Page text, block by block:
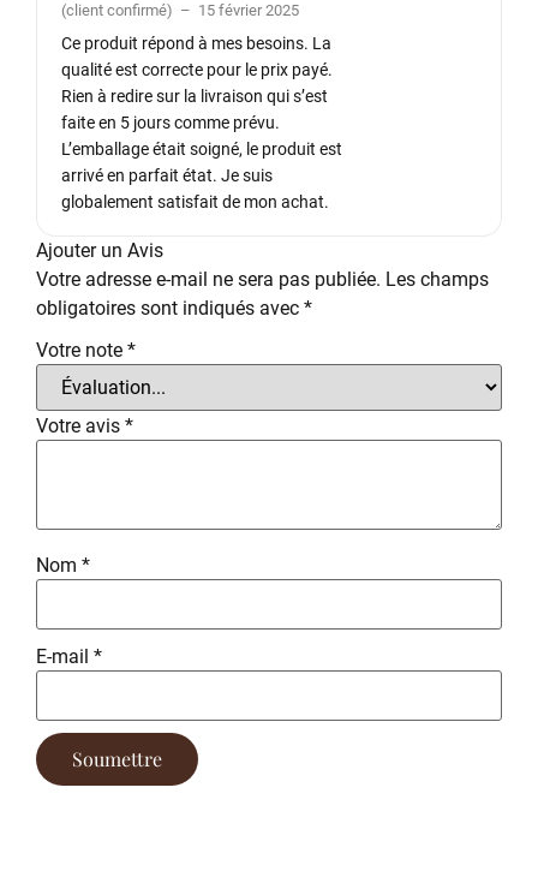
(client confirmé) – 15 février 2025
Ce produit répond à mes besoins. La
qualité est correcte pour le prix payé.
Rien à redire sur la livraison qui s’est
faite en 5 jours comme prévu.
L’emballage était soigné, le produit est
arrivé en parfait état. Je suis
globalement satisfait de mon achat.
Ajouter un Avis
Votre adresse e-mail ne sera pas publiée. Les champs
obligatoires sont indiqués avec *
Votre note *
Votre avis *
Nom *
E-mail *